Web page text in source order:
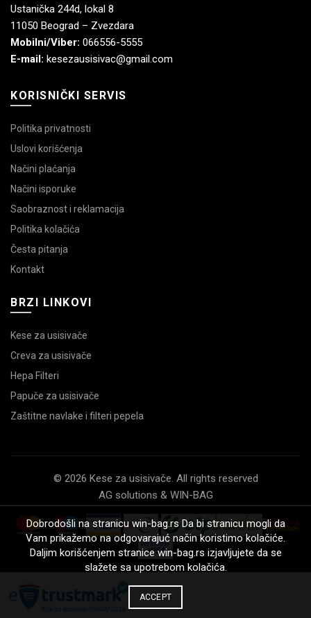
Ustanička 244d, lokal 8
11050 Beograd – Zvezdara
Mobilni/Viber: 066556-5555
E-mail: kesezausisivac@gmail.com
KORISNIČKI SERVIS
Politika privatnosti
Uslovi korišćenja
Načini plaćanja
Načini isporuke
Saobraznost i reklamacija
Politika kolačića
Česta pitanja
Kontakt
BRZI LINKOVI
Kese za usisivače
Creva za usisivače
Hepa Filteri
Papuče za usisivače
Zaštitne navlake i filteri pepela
© 2026 Kese za usisivače. All rights reserved
AG solutions & WIN-BAG
Dobrodošli na stranicu win-bag.rs Da bi stranicu mogli da
Vam prikažemo na odgovarajuć način koristimo kolačiće.
Daljim korišćenjem stranice win-bag.rs izjavljujete da se
slažete sa upotrebom kolačića.
ACCEPT